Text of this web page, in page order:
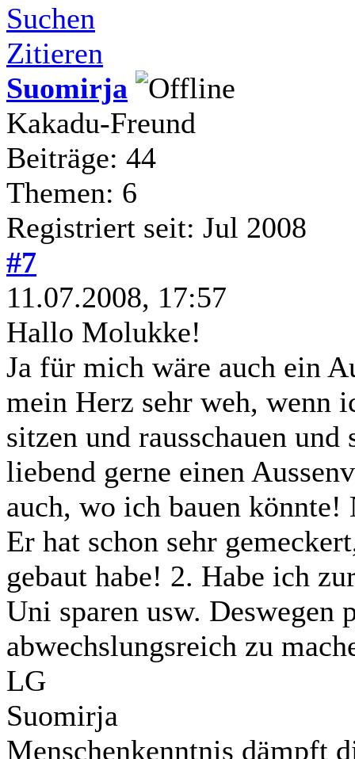
Suchen
Zitieren
Suomirja
Kakadu-Freund
Beiträge: 44
Themen: 6
Registriert seit: Jul 2008
#7
11.07.2008, 17:57
Hallo Molukke!
Ja für mich wäre auch ein
mein Herz sehr weh, wenn
sitzen und rausschauen
liebend gerne einen
auch, wo ich bauen
Er hat schon sehr
gebaut habe! 2. Habe ich
Uni sparen usw. Deswegen
abwechslungsreich zu
LG
Suomirja
Menschenkenntnis dämpft